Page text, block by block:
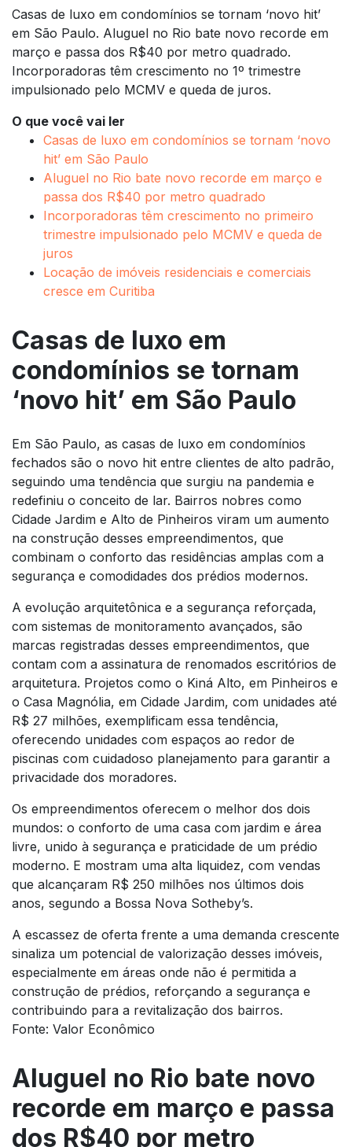
Casas de luxo em condomínios se tornam ‘novo hit’
em São Paulo. Aluguel no Rio bate novo recorde em
março e passa dos R$40 por metro quadrado.
Incorporadoras têm crescimento no 1º trimestre
impulsionado pelo MCMV e queda de juros.
O que você vai ler
Casas de luxo em condomínios se tornam ‘novo
hit’ em São Paulo
Aluguel no Rio bate novo recorde em março e
passa dos R$40 por metro quadrado
Incorporadoras têm crescimento no primeiro
trimestre impulsionado pelo MCMV e queda de
juros
Locação de imóveis residenciais e comerciais
cresce em Curitiba
Casas de luxo em
condomínios se tornam
‘novo hit’ em São Paulo
Em São Paulo, as casas de luxo em condomínios
fechados são o novo hit entre clientes de alto padrão,
seguindo uma tendência que surgiu na pandemia e
redefiniu o conceito de lar. Bairros nobres como
Cidade Jardim e Alto de Pinheiros viram um aumento
na construção desses empreendimentos, que
combinam o conforto das residências amplas com a
segurança e comodidades dos prédios modernos.
A evolução arquitetônica e a segurança reforçada,
com sistemas de monitoramento avançados, são
marcas registradas desses empreendimentos, que
contam com a assinatura de renomados escritórios de
arquitetura. Projetos como o Kiná Alto, em Pinheiros e
o Casa Magnólia, em Cidade Jardim, com unidades até
R$ 27 milhões, exemplificam essa tendência,
oferecendo unidades com espaços ao redor de
piscinas com cuidadoso planejamento para garantir a
privacidade dos moradores.
Os empreendimentos oferecem o melhor dos dois
mundos: o conforto de uma casa com jardim e área
livre, unido à segurança e praticidade de um prédio
moderno. E mostram uma alta liquidez, com vendas
que alcançaram R$ 250 milhões nos últimos dois
anos, segundo a Bossa Nova Sotheby’s.
A escassez de oferta frente a uma demanda crescente
sinaliza um potencial de valorização desses imóveis,
especialmente em áreas onde não é permitida a
construção de prédios, reforçando a segurança e
contribuindo para a revitalização dos bairros.
Fonte: Valor Econômico
Aluguel no Rio bate novo
recorde em março e passa
dos R$40 por metro